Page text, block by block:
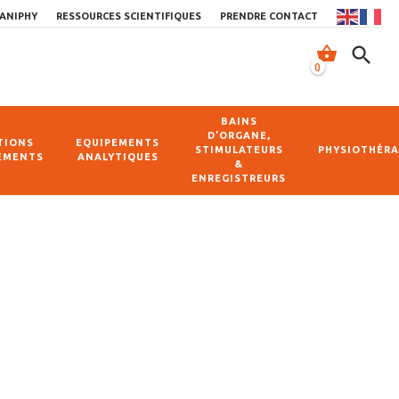
0
shopping_basket search
RESSOURCES SCIENTIFIQUES PRENDRE CONTACT
EQUIPEMENTS
ANALYTIQUES
BAINS
D’ORGANE,
STIMULATEURS
&
ENREGISTREURS